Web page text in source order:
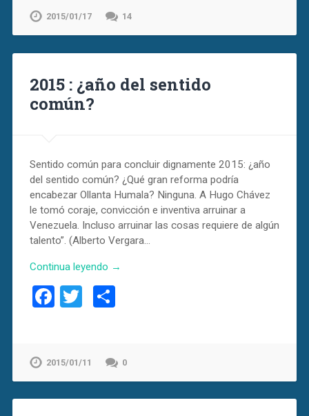
2015/01/17 14
2015 : ¿año del sentido
común?
Sentido común para concluir dignamente 2015: ¿año
del sentido común? ¿Qué gran reforma podría
encabezar Ollanta Humala? Ninguna. A Hugo Chávez
le tomó coraje, convicción e inventiva arruinar a
Venezuela. Incluso arruinar las cosas requiere de algún
talento”. (Alberto Vergara…
Continua leyendo →
Facebook
Twitter
2015/01/11 0